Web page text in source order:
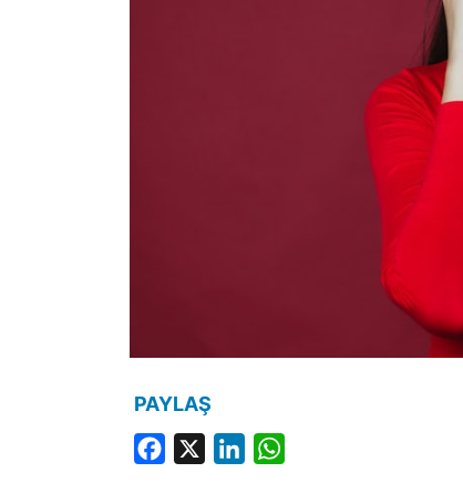
PAYLAŞ
Facebook LinkedIn